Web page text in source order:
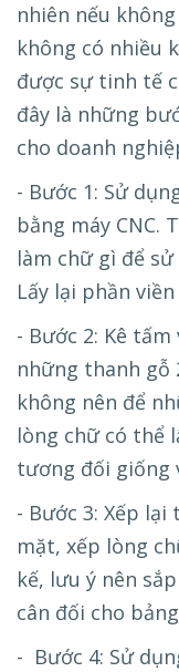
nhiên nếu
không có nhiều
được sự tinh tế
đây là những
cho doanh
- Bước 1: Sử
bằng máy CNC.
làm chữ gì để
Lấy lại phần
- Bước 2: Kê
những thanh gỗ
không nên để
lòng chữ có thể
tương đối giống
- Bước 3: Xếp
mặt, xếp lòng
kế, lưu ý nên
cân đối cho
- Bước 4: Sử